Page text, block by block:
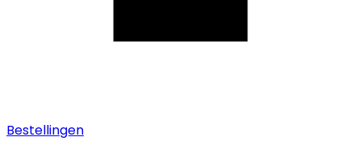
Bestellingen